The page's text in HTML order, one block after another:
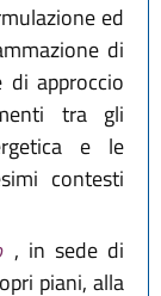
ed
di
approccio
tra gli
e le
contesti
, in sede di
piani, alla